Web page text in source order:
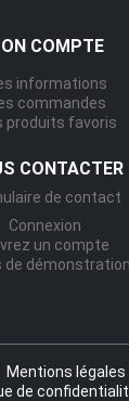
COMPTE
informations
commandes
produits favoris
CONTACTER
de contact
Connexion
un compte
de démonstration
Mentions légales
de